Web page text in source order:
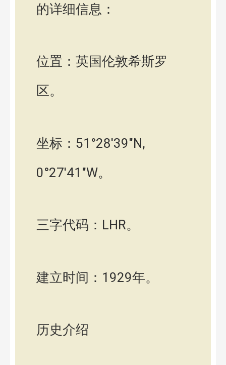
的详细信息：
位置：英国伦敦希斯罗
区。
坐标：51°28′39″N,
0°27′41″W。
三字代码：LHR。
建立时间：1929年。
历史介绍